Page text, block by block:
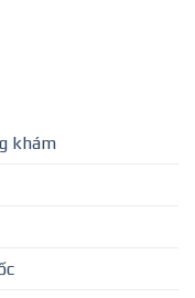
khám